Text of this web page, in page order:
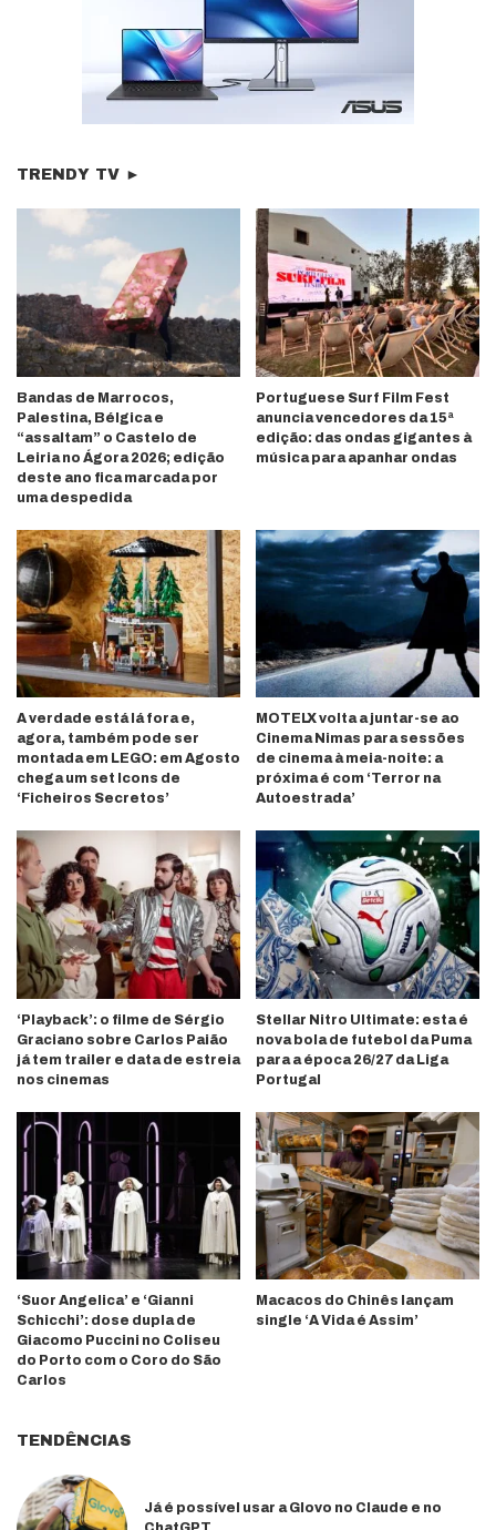
TRENDY TV ►
Bandas de Marrocos,
Palestina, Bélgica e
“assaltam” o Castelo de
Leiria no Ágora 2026; edição
deste ano fica marcada por
uma despedida
Portuguese Surf Film Fest
anuncia vencedores da 15ª
edição: das ondas gigantes à
música para apanhar ondas
A verdade está lá fora e,
agora, também pode ser
montada em LEGO: em Agosto
chega um set Icons de
‘Ficheiros Secretos’
MOTELX volta a juntar-se ao
Cinema Nimas para sessões
de cinema à meia-noite: a
próxima é com ‘Terror na
Autoestrada’
‘Playback’: o filme de Sérgio
Graciano sobre Carlos Paião
já tem trailer e data de estreia
nos cinemas
Stellar Nitro Ultimate: esta é
nova bola de futebol da Puma
para a época 26/27 da Liga
Portugal
‘Suor Angelica’ e ‘Gianni
Schicchi’: dose dupla de
Giacomo Puccini no Coliseu
do Porto com o Coro do São
Carlos
Macacos do Chinês lançam
single ‘A Vida é Assim’
TENDÊNCIAS
Já é possível usar a Glovo no Claude e no